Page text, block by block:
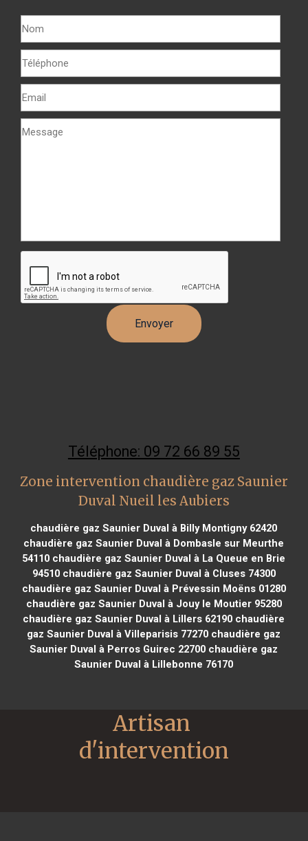
Téléphone: 09 72 66 89 55
Zone intervention chaudière gaz Saunier
Duval Nueil les Aubiers
chaudière gaz Saunier Duval à Billy Montigny 62420
chaudière gaz Saunier Duval à Dombasle sur Meurthe
54110 chaudière gaz Saunier Duval à La Queue en Brie
94510chaudière gaz Saunier Duval à Cluses 74300
chaudière gaz Saunier Duval à Prévessin Moëns 01280
chaudière gaz Saunier Duval à Jouy le Moutier 95280
chaudière gaz Saunier Duval à Lillers 62190 chaudière
gaz Saunier Duval à Villeparisis 77270 chaudière gaz
Saunier Duval à Perros Guirec 22700 chaudière gaz
Saunier Duval à Lillebonne 76170
Artisan
d'intervention